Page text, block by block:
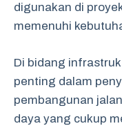
digunakan di
memenuhi
Di bidang
penting dalam
pembangunan
daya yang cukup